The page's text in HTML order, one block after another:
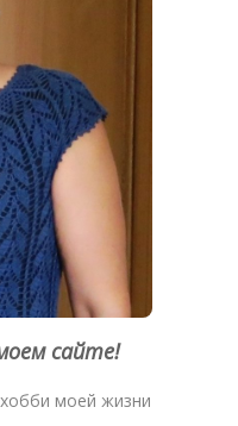
сайте!
моей жизни